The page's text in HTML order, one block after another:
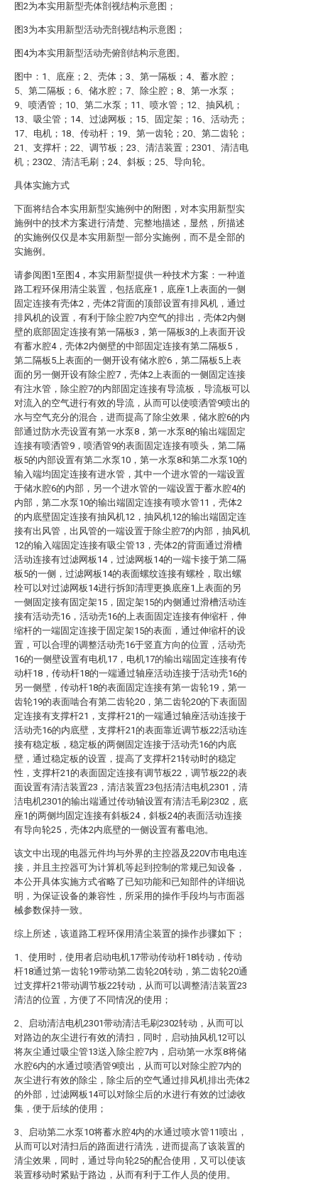
图2为本实用新型壳体剖视结构示意图；
图3为本实用新型活动壳剖视结构示意图；
图4为本实用新型活动壳俯剖结构示意图。
图中：1、底座；2、壳体；3、第一隔板；4、蓄水腔；
5、第二隔板；6、储水腔；7、除尘腔；8、第一水泵；
9、喷洒管；10、第二水泵；11、喷水管；12、抽风机；
13、吸尘管；14、过滤网板；15、固定架；16、活动壳；
17、电机；18、传动杆；19、第一齿轮；20、第二齿轮；
21、支撑杆；22、调节板；23、清洁装置；2301、清洁电
机；2302、清洁毛刷；24、斜板；25、导向轮。
具体实施方式
下面将结合本实用新型实施例中的附图，对本实用新型实
施例中的技术方案进行清楚、完整地描述，显然，所描述
的实施例仅仅是本实用新型一部分实施例，而不是全部的
实施例。
请参阅图1至图4，本实用新型提供一种技术方案：一种道
路工程环保用清尘装置，包括底座1，底座1上表面的一侧
固定连接有壳体2，壳体2背面的顶部设置有排风机，通过
排风机的设置，有利于除尘腔7内空气的排出，壳体2内侧
壁的底部固定连接有第一隔板3，第一隔板3的上表面开设
有蓄水腔4，壳体2内侧壁的中部固定连接有第二隔板5，
第二隔板5上表面的一侧开设有储水腔6，第二隔板5上表
面的另一侧开设有除尘腔7，壳体2上表面的一侧固定连接
有注水管，除尘腔7的内部固定连接有导流板，导流板可以
对流入的空气进行有效的导流，从而可以使喷洒管9喷出的
水与空气充分的混合，进而提高了除尘效果，储水腔6的内
部通过防水壳设置有第一水泵8，第一水泵8的输出端固定
连接有喷洒管9，喷洒管9的表面固定连接有喷头，第二隔
板5的内部设置有第二水泵10，第一水泵8和第二水泵10的
输入端均固定连接有进水管，其中一个进水管的一端设置
于储水腔6的内部，另一个进水管的一端设置于蓄水腔4的
内部，第二水泵10的输出端固定连接有喷水管11，壳体2
的内底壁固定连接有抽风机12，抽风机12的输出端固定连
接有出风管，出风管的一端设置于除尘腔7的内部，抽风机
12的输入端固定连接有吸尘管13，壳体2的背面通过滑槽
活动连接有过滤网板14，过滤网板14的一端卡接于第二隔
板5的一侧，过滤网板14的表面螺纹连接有螺栓，取出螺
栓可以对过滤网板14进行拆卸清理更换底座1上表面的另
一侧固定接有固定架15，固定架15的内侧通过滑槽活动连
接有活动壳16，活动壳16的上表面固定连接有伸缩杆，伸
缩杆的一端固定连接于固定架15的表面，通过伸缩杆的设
置，可以合理的调整活动壳16于竖直方向的位置，活动壳
16的一侧壁设置有电机17，电机17的输出端固定连接有传
动杆18，传动杆18的一端通过轴座活动连接于活动壳16的
另一侧壁，传动杆18的表面固定连接有第一齿轮19，第一
齿轮19的表面啮合有第二齿轮20，第二齿轮20的下表面固
定连接有支撑杆21，支撑杆21的一端通过轴座活动连接于
活动壳16的内底壁，支撑杆21的表面靠近调节板22活动连
接有稳定板，稳定板的两侧固定连接于活动壳16的内底
壁，通过稳定板的设置，提高了支撑杆21转动时的稳定
性，支撑杆21的表面固定连接有调节板22，调节板22的表
面设置有清洁装置23，清洁装置23包括清洁电机2301，清
洁电机2301的输出端通过传动轴设置有清洁毛刷2302，底
座1的两侧均固定连接有斜板24，斜板24的表面活动连接
有导向轮25，壳体2内底壁的一侧设置有蓄电池。
该文中出现的电器元件均与外界的主控器及220V市电电连
接，并且主控器可为计算机等起到控制的常规已知设备，
本公开具体实施方式省略了已知功能和已知部件的详细说
明，为保证设备的兼容性，所采用的操作手段均与市面器
械参数保持一致。
综上所述，该道路工程环保用清尘装置的操作步骤如下；
1、使用时，使用者启动电机17带动传动杆18转动，传动
杆18通过第一齿轮19带动第二齿轮20转动，第二齿轮20通
过支撑杆21带动调节板22转动，从而可以调整清洁装置23
清洁的位置，方便了不同情况的使用；
2、启动清洁电机2301带动清洁毛刷2302转动，从而可以
对路边的灰尘进行有效的清扫，同时，启动抽风机12可以
将灰尘通过吸尘管13送入除尘腔7内，启动第一水泵8将储
水腔6内的水通过喷洒管9喷出，从而可以对除尘腔7内的
灰尘进行有效的除尘，除尘后的空气通过排风机排出壳体2
的外部，过滤网板14可以对除尘后的水进行有效的过滤收
集，便于后续的使用；
3、启动第二水泵10将蓄水腔4内的水通过喷水管11喷出，
从而可以对清扫后的路面进行清洗，进而提高了该装置的
清尘效果，同时，通过导向轮25的配合使用，又可以使该
装置移动时紧贴于路边，从而有利于工作人员的使用。